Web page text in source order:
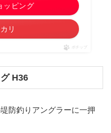
ッピング
リ
ポチップ
H36
防釣りアングラーに一押